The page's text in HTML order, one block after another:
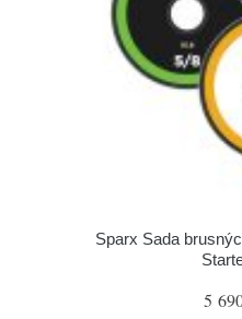
Sparx Sada
5